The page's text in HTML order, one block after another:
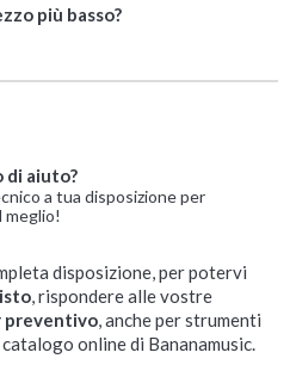
più basso?
di aiuto?
a tua disposizione per
meglio!
disposizione, per potervi
, rispondere alle vostre
preventivo, anche per strumenti
online di Bananamusic.